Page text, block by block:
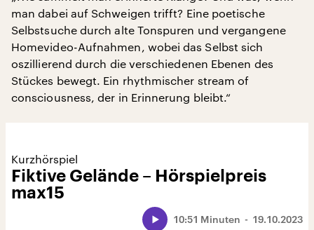
man dabei auf Schweigen trifft? Eine poetische
Selbstsuche durch alte Tonspuren und vergangene
Homevideo-Aufnahmen, wobei das Selbst sich
oszillierend durch die verschiedenen Ebenen des
Stückes bewegt. Ein rhythmischer stream of
consciousness, der in Erinnerung bleibt.“
Kurzhörspiel
Fiktive Gelände – Hörspielpreis
max15
19.10.2023
10:51 Minuten